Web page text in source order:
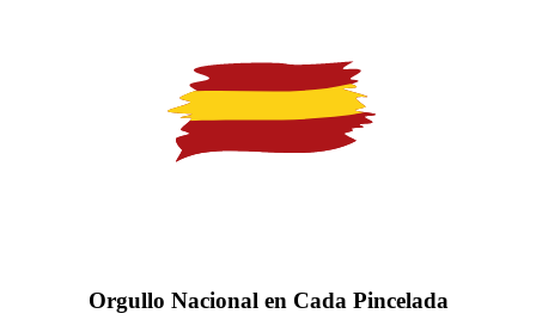
Orgullo Nacional en Cada Pincelada